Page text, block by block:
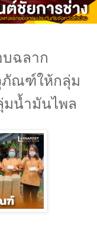
บฉลาก
ภัณฑ์ให้กลุ่ม
มน้ำมันไพล